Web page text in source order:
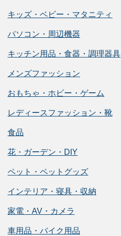
キッズ・ベビー・マタニティ
パソコン・周辺機器
キッチン用品・食器・調理器具
メンズファッション
おもちゃ・ホビー・ゲーム
レディースファッション・靴
食品
花・ガーデン・DIY
ペット・ペットグッズ
インテリア・寝具・収納
家電・AV・カメラ
車用品・バイク用品